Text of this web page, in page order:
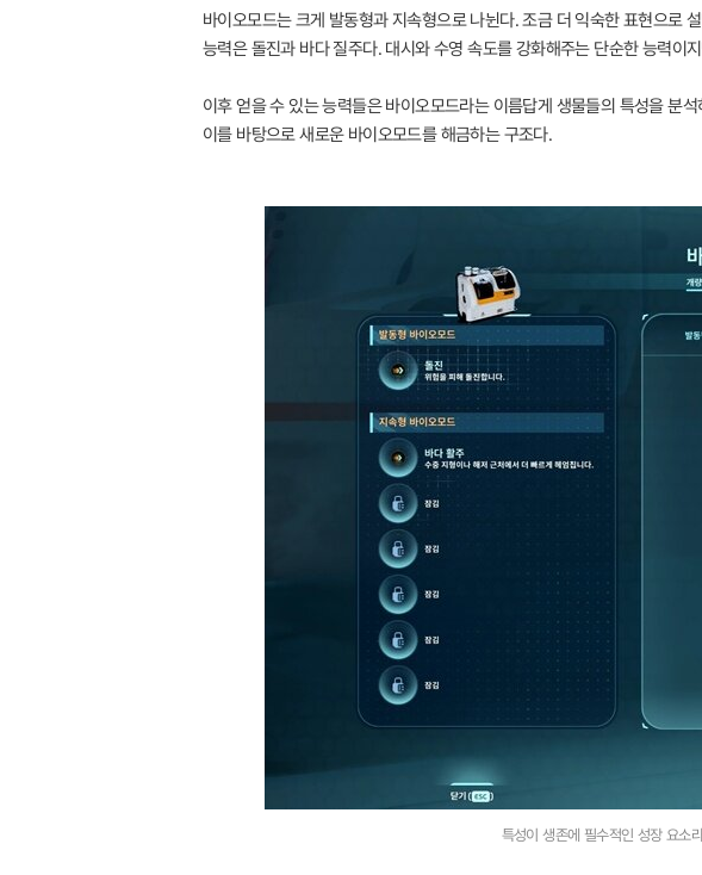
바이오모드는 크게 발동형과 지속형으로 나뉜다. 조금 더 익숙한 표현으로
능력은 돌진과 바다 질주다. 대시와 수영 속도를 강화해주는 단순한 능력이
이후 얻을 수 있는 능력들은 바이오모드라는 이름답게 생물들의 특성을 분
이를 바탕으로 새로운 바이오모드를 해금하는 구조다.
특성이 생존에 필수적인 성장 요소